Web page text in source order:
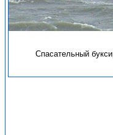
Спасательный